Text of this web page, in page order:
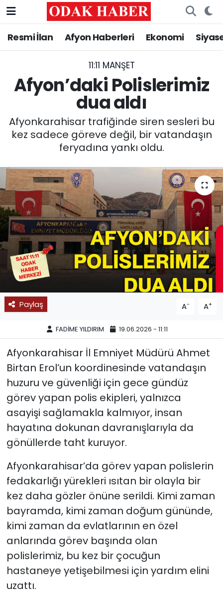
Resmi İlan Afyon Haberleri Ekonomi
11:11 MANŞET
Afyon’daki Polislerimiz
dua aldı
Afyonkarahisar trafiğinde siren sesleri bu
kez sadece göreve değil, bir vatandaşın
feryadına yankı oldu.
Paylaş A- A+
FADİME YILDIRIM 19.06.2026 - 11:11
Afyonkarahisar İl Emniyet Müdürü Ahmet
Birtan Erol’un koordinesinde vatandaşın
huzuru ve güvenliği için gece gündüz
görev yapan polis ekipleri, yalnızca
asayişi sağlamakla kalmıyor, insan
hayatına dokunan davranışlarıyla da
gönüllerde taht kuruyor.
Afyonkarahisar’da görev yapan polislerin
fedakarlığı yürekleri ısıtan bir olayla bir
kez daha gözler önüne serildi. Kimi zaman
bayramda, kimi zaman doğum gününde,
kimi zaman da evlatlarının en özel
anlarında görev başında olan
polislerimiz, bu kez bir çocuğun
hastaneye yetişebilmesi için yardım elini
uzattı.
AFYONKARAHİSAR HABERLERİ
ASAYİŞ
SİYASET
EĞİTİM
MAGAZİN
SAĞLIK
SPOR
11:11 MANŞET
Nöbetçi Eczaneler
Hava Durumu
Trafik Durumu
Tüm Manşetler
Son Dakika Haberleri
Haber Arşivi